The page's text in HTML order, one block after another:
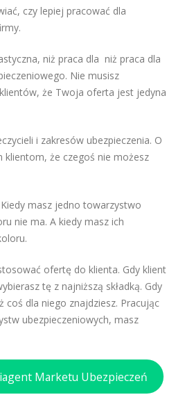
czy lepiej pracować dla
niż praca dla niż praca dla
Nie musisz
że Twoja oferta jest jedyna
i zakresów ubezpieczenia. O
że czegoś nie możesz
masz jedno towarzystwo
nie ma. A kiedy masz ich
ofertę do klienta. Gdy klient
tę z najniższą składką. Gdy
coś dla niego znajdziesz. Pracując
ubezpieczeniowych, masz
Marketu Ubezpieczeń